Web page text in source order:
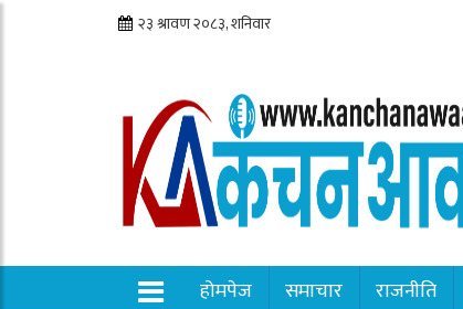
होमपेज समाचार राजनीति